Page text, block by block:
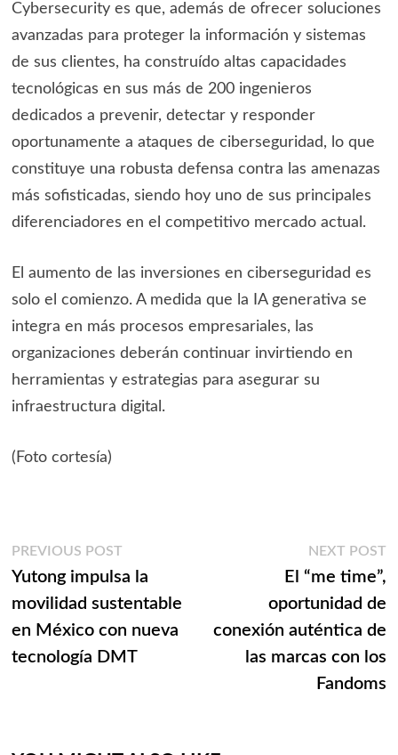
Cybersecurity es que, además de ofrecer soluciones
avanzadas para proteger la información y sistemas
de sus clientes, ha construído altas capacidades
tecnológicas en sus más de 200 ingenieros
dedicados a prevenir, detectar y responder
oportunamente a ataques de ciberseguridad, lo que
constituye una robusta defensa contra las amenazas
más sofisticadas, siendo hoy uno de sus principales
diferenciadores en el competitivo mercado actual.
El aumento de las inversiones en ciberseguridad es
solo el comienzo. A medida que la IA generativa se
integra en más procesos empresariales, las
organizaciones deberán continuar invirtiendo en
herramientas y estrategias para asegurar su
infraestructura digital.
(Foto cortesía)
Navegación
de
entradas
PREVIOUS POSTPrevious
post:
Yutong impulsa la
movilidad sustentable
en México con nueva
tecnología DMT
NEXT POST
El “me time”,
oportunidad de
conexión auténtica de
las marcas con los
Fandoms